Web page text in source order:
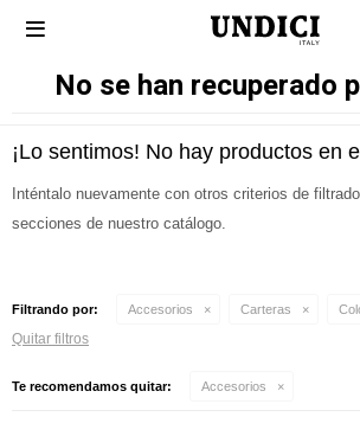

No se han recuperado
¡Lo sentimos! No hay productos en
Inténtalo nuevamente con otros criterios de
secciones de nuestro catálogo.
Filtrando por: Accesorios Carteras
Quitar filtros
Te recomendamos quitar: Accesorios